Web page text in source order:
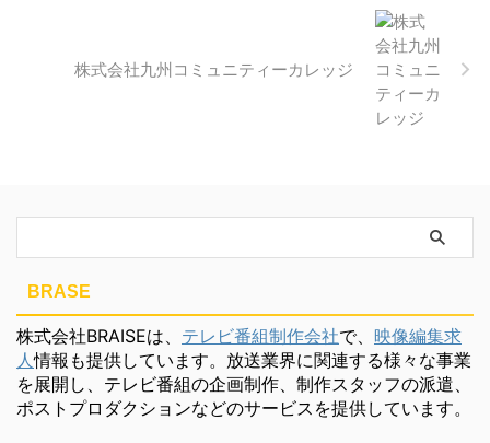
株式会社九州コミュニティーカレッジ
BRASE
株式会社BRAISEは、 テレビ番組制作会社で、 映像編集求
人情報も提供しています。放送業界に関連する様々な事業
を展開し、テレビ番組の企画制作、制作スタッフの派遣、
ポストプロダクションなどのサービスを提供しています。